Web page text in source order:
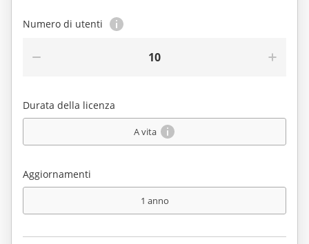
Numero di utenti
10
Durata della licenza
A vita
Aggiornamenti
1 anno